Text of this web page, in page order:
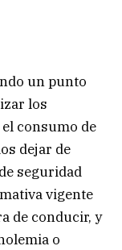
un punto
los
consumo de
dejar de
seguridad
vigente
de conducir, y
o